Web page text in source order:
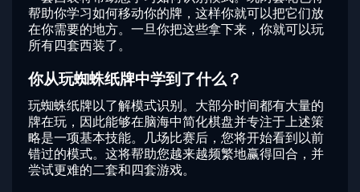
帮助你学习如何移动你的牌，这样你就可以把它们放
在你需要的地方。一旦你把这些拿下来，你就可以玩
所有四套西装了。
你从玩蜘蛛纸牌中学到了什么？
玩蜘蛛纸牌以了解模式识别。大部分时间都有大量的
牌在玩，因此能够在脑海中简化棋盘并专注于上述策
略是一项基本技能。几场比赛后，您将开始看到以前
错过的模式。这将帮助您越来越频繁地赢得回合，并
尝试更难的二套和四套游戏。